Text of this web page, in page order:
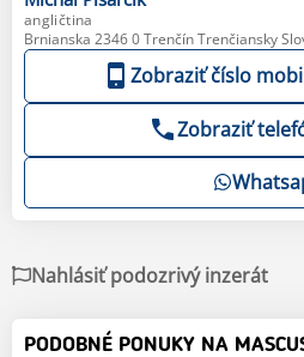
angličtina
Brnianska 2346 0 Trenčín Trenčiansky
Zobraziť číslo
Zobraziť
Nahlásiť podozrivý inzerát
PODOBNÉ PONUKY NA